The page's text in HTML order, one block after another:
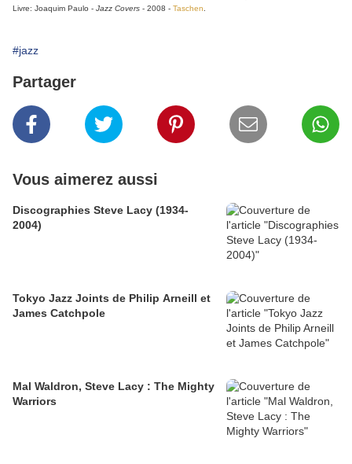
Livre: Joaquim Paulo - Jazz Covers - 2008 - Taschen
#jazz
Partager
Vous aimerez aussi
Discographies Steve Lacy (1934-
2004)
Tokyo Jazz Joints de Philip Arneill et
James Catchpole
Mal Waldron, Steve Lacy : The Mighty
Warriors